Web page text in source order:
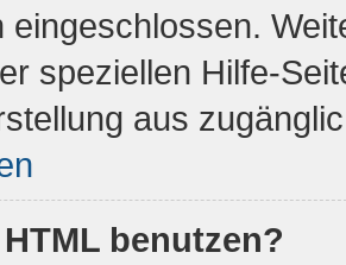
eingeschlossen.
speziellen Hilfe-
aus
benutzen?